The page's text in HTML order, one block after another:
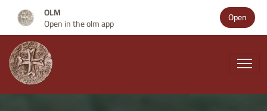
Open
OLM
Open in the olm app